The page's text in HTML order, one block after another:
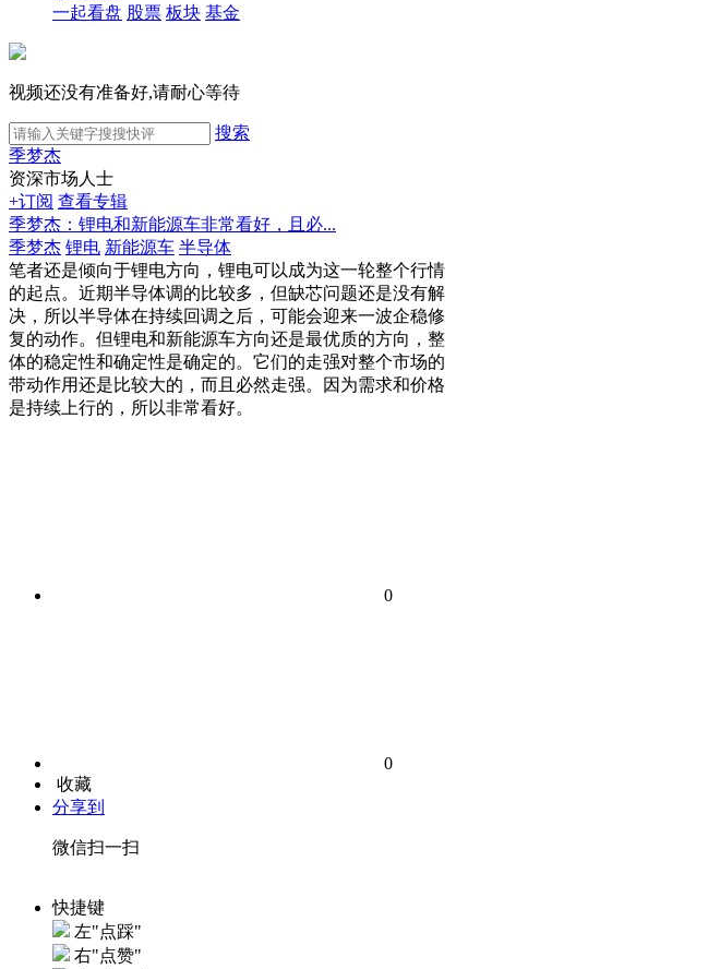
一起看盘 股票 板块 基金
视频还没有准备好,请耐心等待
搜索
季梦杰
资深市场人士
+订阅 查看专辑
季梦杰：锂电和新能源车非常看好，且必...
季梦杰 锂电 新能源车 半导体
笔者还是倾向于锂电方向，锂电可以成为这一轮整个行情
的起点。近期半导体调的比较多，但缺芯问题还是没有解
决，所以半导体在持续回调之后，可能会迎来一波企稳修
复的动作。但锂电和新能源车方向还是最优质的方向，整
体的稳定性和确定性是确定的。它们的走强对整个市场的
带动作用还是比较大的，而且必然走强。因为需求和价格
是持续上行的，所以非常看好。
0
0
收藏
分享到
微信扫一扫
快捷键
左"点踩"
右"点赞"